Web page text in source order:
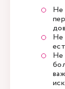
Не
Не
Не